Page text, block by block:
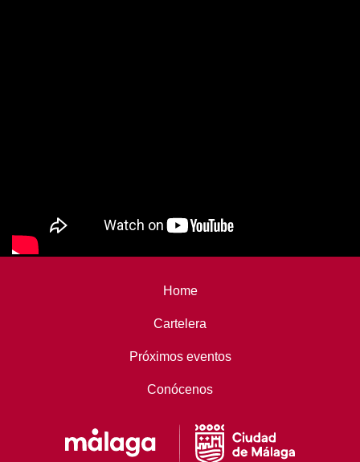
Home
Cartelera
Próximos eventos
Conócenos